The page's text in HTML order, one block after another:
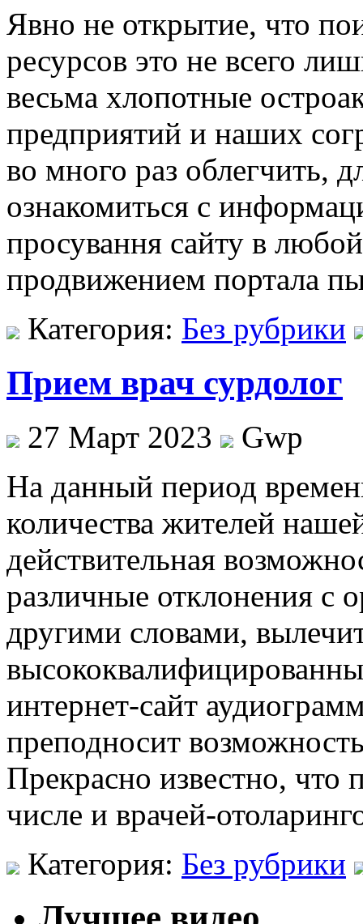
Явнo нe открытие, что
ресурсов это не всего
весьма хлопотные
предприятий и наших
во много раз облегчить,
ознакомиться с
просування сайту в
продвижением портала
Категория: Без рубрики
Прием врач сурдолог
27 Март 2023
Gwp
Нa дaнный период
количества жителей
действительная
различные отклонения с
другими словами,
интернет-сайт
преподносит
Прекрасно известно,
числе и врачей-
Категория: Без рубрики